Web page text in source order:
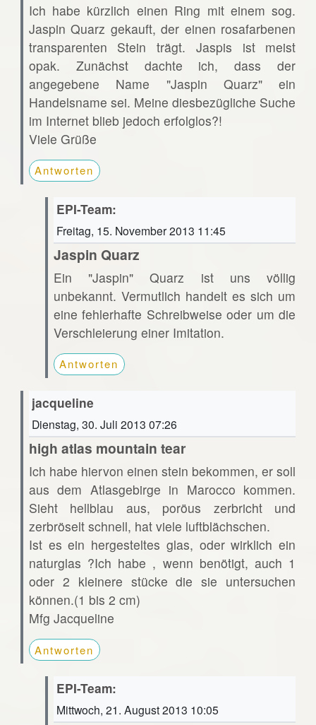
Ich habe kürzlich einen Ring mit einem sog.
Jaspin Quarz gekauft, der einen rosafarbenen
transparenten Stein trägt. Jaspis ist meist
opak. Zunächst dachte ich, dass der
angegebene Name "Jaspin Quarz" ein
Handelsname sei. Meine diesbezügliche Suche
im Internet blieb jedoch erfolglos?!
Viele Grüße
Antworten
EPI-Team:
Freitag, 15. November 2013 11:45
Jaspin Quarz
Ein "Jaspin" Quarz ist uns völlig
unbekannt. Vermutlich handelt es sich um
eine fehlerhafte Schreibweise oder um die
Verschleierung einer Imitation.
Antworten
jacqueline
Dienstag, 30. Juli 2013 07:26
high atlas mountain tear
Ich habe hiervon einen stein bekommen, er soll
aus dem Atlasgebirge in Marocco kommen.
Sieht hellblau aus, poröus zerbricht und
zerbröselt schnell, hat viele luftblächschen.
Ist es ein hergesteltes glas, oder wirklich ein
naturglas ?Ich habe , wenn benötigt, auch 1
oder 2 kleinere stücke die sie untersuchen
können.(1 bis 2 cm)
Mfg Jacqueline
Antworten
EPI-Team:
Mittwoch, 21. August 2013 10:05